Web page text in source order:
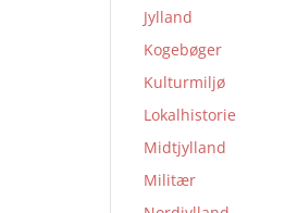
Jylland
Kogebøger
Kulturmiljø
Lokalhistorie
Midtjylland
Militær